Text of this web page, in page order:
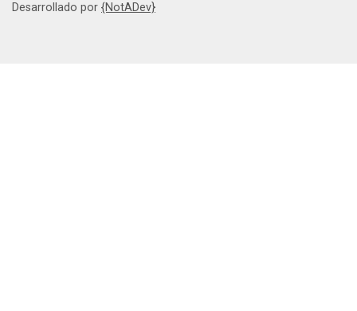
Desarrollado por {NotADev}